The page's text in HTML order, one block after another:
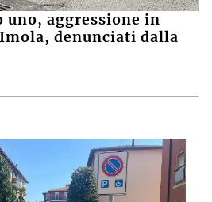
uno, aggressione in
denunciati dalla